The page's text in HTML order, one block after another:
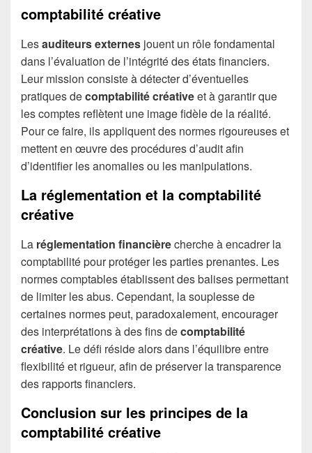
comptabilité créative
Lesauditeurs externes jouent un rôle fondamental
dans l’évaluation de l’intégrité des états financiers.
Leur mission consiste à détecter d’éventuelles
pratiques decomptabilité créativeet à garantir que
les comptes reflètent une image fidèle de la réalité.
Pour ce faire, ils appliquent des normes rigoureuses et
mettent en œuvre des procédures d’audit afin
d’identifier les anomalies ou les manipulations.
La réglementation et la comptabilité
créative
La réglementation financièrecherche à encadrer la
comptabilité pour protéger les parties prenantes. Les
normes comptables établissent des balises permettant
de limiter les abus. Cependant, la souplesse de
certaines normes peut, paradoxalement, encourager
des interprétations à des fins decomptabilité
créative. Le défi réside alors dans l’équilibre entre
flexibilité et rigueur, afin de préserver la transparence
des rapports financiers.
Conclusion sur les principes de la
comptabilité créative